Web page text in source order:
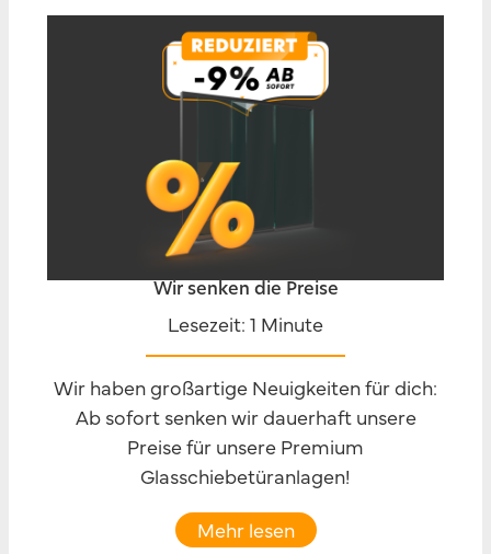
Wir senken die Preise
Lesezeit: 1 Minute
Wir haben großartige Neuigkeiten für dich:
Ab sofort senken wir dauerhaft unsere
Preise für unsere Premium
Glasschiebetüranlagen!
Mehr lesen